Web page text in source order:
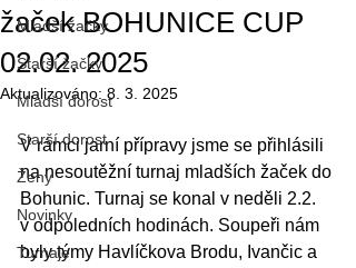
Mladší žačky
Starší žačky
Mladší dorost
Starší dorost
Ženy
Novinky
Turnaje
žaček BOHUNICE CUP
02.02. 2025
Aktualizováno: 8. 3. 2025
V rámci jarní přípravy jsme se přihlásili
na nesoutěžní turnaj mladších žaček do
Bohunic. Turnaj se konal v neděli 2.2.
v odpoledních hodinách. Soupeři nám
byly týmy Havlíčkova Brodu, Ivančic a